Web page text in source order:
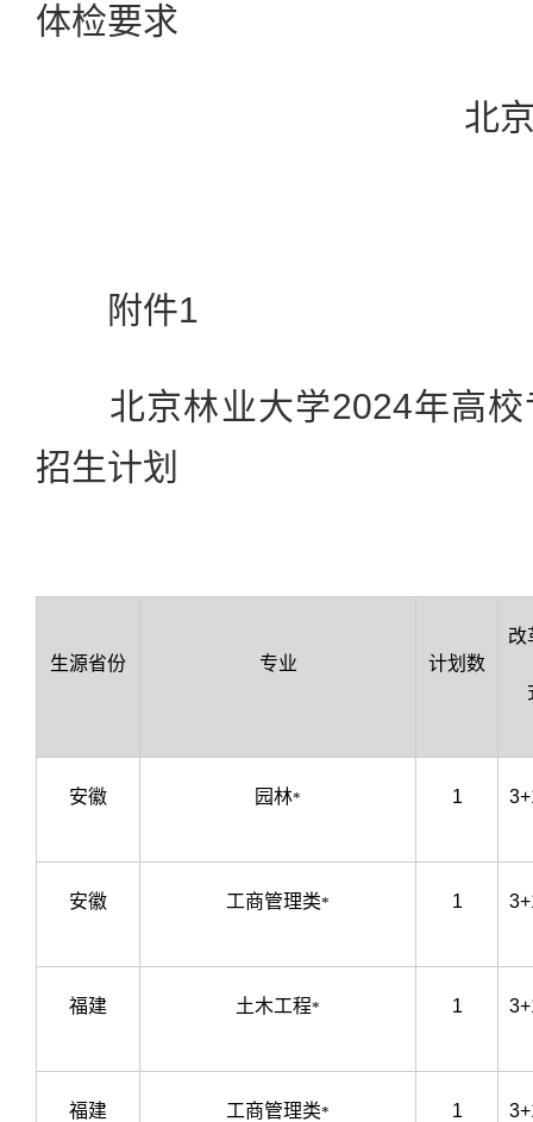
体检要求
北
附件1
北京林业大学2024年高校
招生计划
生源省份 专业 计划数
改
安徽 园林* 1
安徽 工商管理类* 1
福建 土木工程* 1
福建 工商管理类* 1